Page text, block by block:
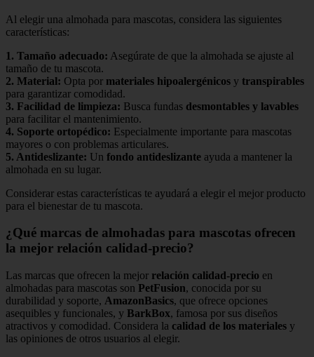
Al elegir una almohada para mascotas, considera las siguientes
características:
1. Tamaño adecuado: Asegúrate de que la almohada se ajuste al
tamaño de tu mascota.
2. Material: Opta por materiales hipoalergénicos y transpirables
para garantizar comodidad.
3. Facilidad de limpieza: Busca fundas desmontables y lavables
para facilitar el mantenimiento.
4. Soporte ortopédico: Especialmente importante para mascotas
mayores o con problemas articulares.
5. Antideslizante: Un fondo antideslizante ayuda a mantener la
almohada en su lugar.
Considerar estas características te ayudará a elegir el mejor producto
para el bienestar de tu mascota.
¿Qué marcas de almohadas para mascotas ofrecen
la mejor relación calidad-precio?
Las marcas que ofrecen la mejor relación calidad-precio en
almohadas para mascotas son PetFusion, conocida por su
durabilidad y soporte, AmazonBasics, que ofrece opciones
asequibles y funcionales, y BarkBox, famosa por sus diseños
atractivos y comodidad. Considera la calidad de los materiales y
las opiniones de otros usuarios al elegir.